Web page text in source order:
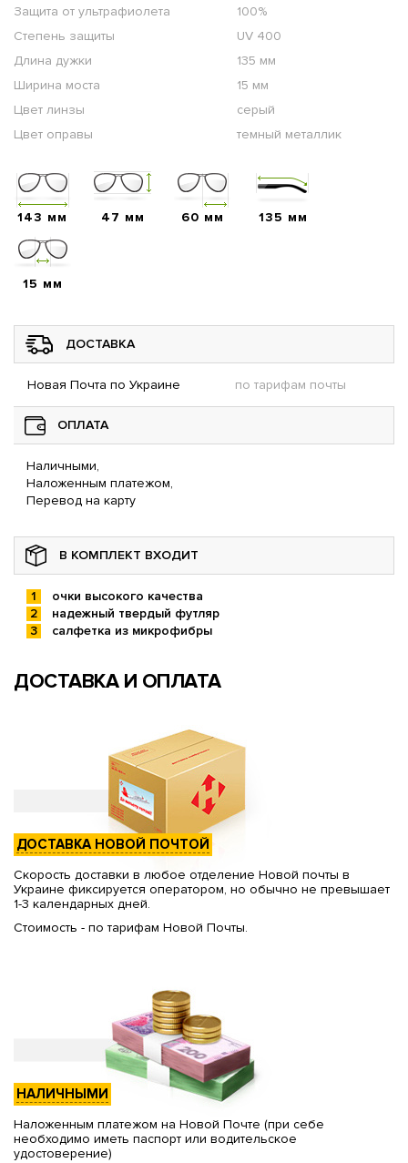
Защита от ультрафиолета
100%
Степень защиты
UV 400
Длина дужки
135 мм
Ширина моста
15 мм
Цвет линзы
серый
Цвет оправы
темный металлик
143 мм 47 мм 60 мм 135 мм
15 мм
ДОСТАВКА
Новая Почта по Украине по тарифам почты
ОПЛАТА
Наличными,
Наложенным платежом,
Перевод на карту
В КОМПЛЕКТ ВХОДИТ
очки высокого качества
надежный твердый футляр
салфетка из микрофибры
ДОСТАВКА И ОПЛАТА
ДОСТАВКА НОВОЙ ПОЧТОЙ
Скорость доставки в любое отделение Новой почты в
Украине фиксируется оператором, но обычно не превышает
1-3 календарных дней.
Стоимость - по тарифам Новой Почты.
НАЛИЧНЫМИ
Наложенным платежом на Новой Почте (при себе
необходимо иметь паспорт или водительское
удостоверение)